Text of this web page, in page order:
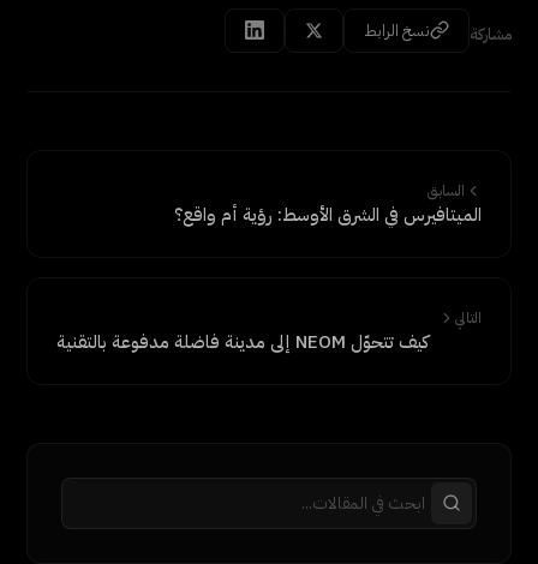
مشاركة نسخ الرابط
السابق
الميتافيرس في الشرق الأوسط: رؤية أم واقع؟
التالي
كيف تتحوّل NEOM إلى مدينة فاضلة مدفوعة بالتقنية